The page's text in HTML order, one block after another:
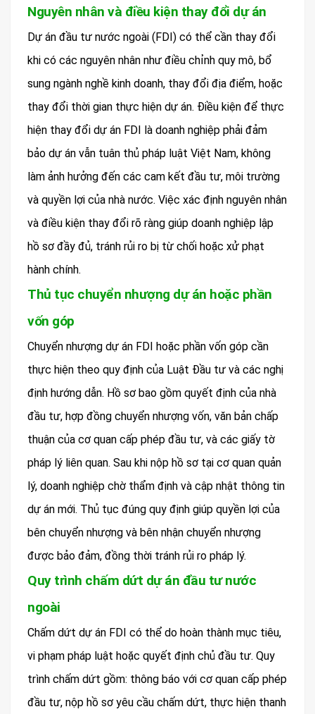
Nguyên nhân và điều kiện thay đổi dự án
Dự án đầu tư nước ngoài (FDI) có thể cần thay đổi
khi có các nguyên nhân như điều chỉnh quy mô, bổ
sung ngành nghề kinh doanh, thay đổi địa điểm, hoặc
thay đổi thời gian thực hiện dự án. Điều kiện để thực
hiện thay đổi dự án FDI là doanh nghiệp phải đảm
bảo dự án vẫn tuân thủ pháp luật Việt Nam, không
làm ảnh hưởng đến các cam kết đầu tư, môi trường
và quyền lợi của nhà nước. Việc xác định nguyên nhân
và điều kiện thay đổi rõ ràng giúp doanh nghiệp lập
hồ sơ đầy đủ, tránh rủi ro bị từ chối hoặc xử phạt
hành chính.
Thủ tục chuyển nhượng dự án hoặc phần
vốn góp
Chuyển nhượng dự án FDI hoặc phần vốn góp cần
thực hiện theo quy định của Luật Đầu tư và các nghị
định hướng dẫn. Hồ sơ bao gồm quyết định của nhà
đầu tư, hợp đồng chuyển nhượng vốn, văn bản chấp
thuận của cơ quan cấp phép đầu tư, và các giấy tờ
pháp lý liên quan. Sau khi nộp hồ sơ tại cơ quan quản
lý, doanh nghiệp chờ thẩm định và cập nhật thông tin
dự án mới. Thủ tục đúng quy định giúp quyền lợi của
bên chuyển nhượng và bên nhận chuyển nhượng
được bảo đảm, đồng thời tránh rủi ro pháp lý.
Quy trình chấm dứt dự án đầu tư nước
ngoài
Chấm dứt dự án FDI có thể do hoàn thành mục tiêu,
vi phạm pháp luật hoặc quyết định chủ đầu tư. Quy
trình chấm dứt gồm: thông báo với cơ quan cấp phép
đầu tư, nộp hồ sơ yêu cầu chấm dứt, thực hiện thanh